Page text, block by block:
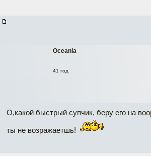
Oceania
41 год
О,какой быстрый супчик, беру его на
ты не возражаетшь!